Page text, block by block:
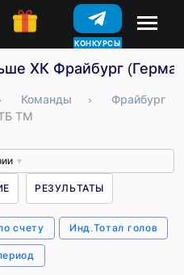
КОНКУРСЫ
ХК Фрайбург
Команды ›
Фрайбург
ТМ
▼
РЕЗУЛЬТАТЫ
счету Инд.Тотал голов